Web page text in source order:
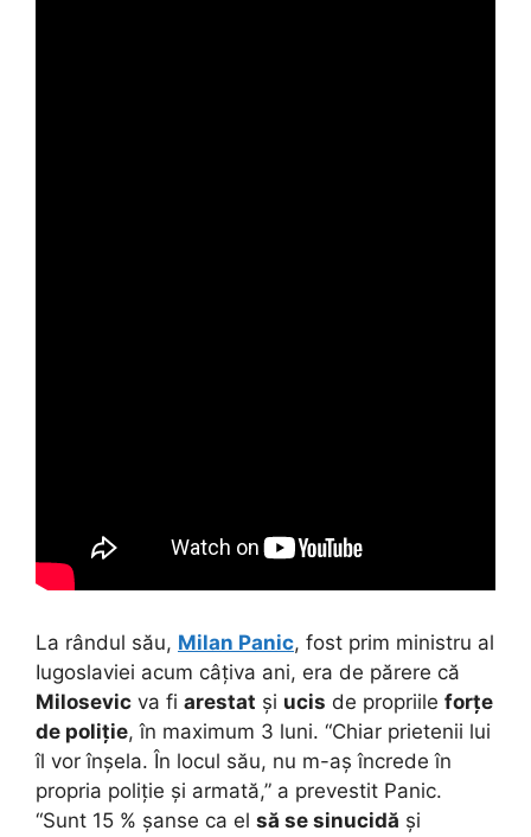
La rândul său, Milan Panic, fost prim ministru al
Iugoslaviei acum câțiva ani, era de părere că
Milosevic va fi arestat și ucis de propriile forțe
de poliție, în maximum 3 luni. “Chiar prietenii lui
îl vor înșela. În locul său, nu m-aș încrede în
propria poliție și armată,” a prevestit Panic.
“Sunt 15 % șanse ca el să se sinucidă și